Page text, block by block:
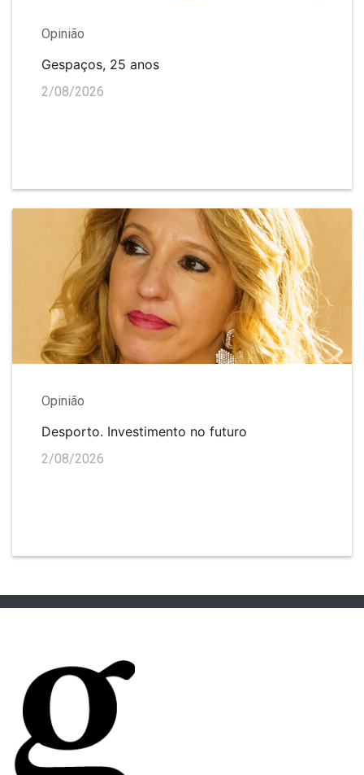
Opinião
Gespaços, 25 anos
2/08/2026
Opinião
Desporto. Investimento no futuro
2/08/2026